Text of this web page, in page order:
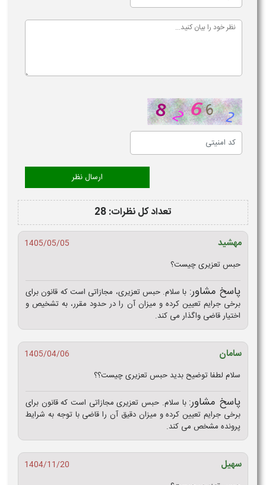
تعداد کل نظرات: 28
مهشید
1405/05/05
حبس تعزیری چیست؟
پاسخ مشاور: با سلام. حبس تعزیری، مجازاتی است که قانون برای
برخی جرایم تعیین کرده و میزان آن را در حدود مقرر، به تشخیص و
اختیار قاضی واگذار می‌ کند.
سامان
1405/04/06
سلام لطفا توضیح بدید حبس تعزیری چیست؟؟
پاسخ مشاور: با سلام. حبس تعزیری مجازاتی است که قانون برای
برخی جرایم تعیین کرده و میزان دقیق آن را قاضی با توجه به شرایط
پرونده مشخص می‌ کند.
سهیل
1404/11/20